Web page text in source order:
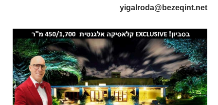
yigalroda@bezeqint.net